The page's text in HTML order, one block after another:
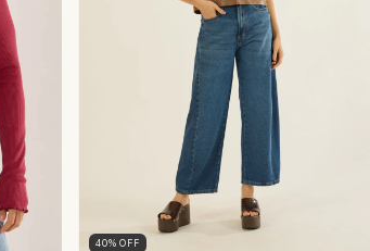
40%OFF